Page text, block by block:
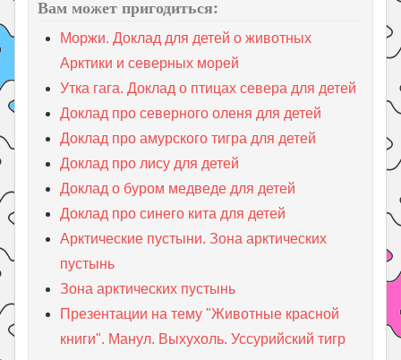
Вам может пригодиться:
Моржи. Доклад для детей о животных
Арктики и северных морей
Утка гага. Доклад о птицах севера для детей
Доклад про северного оленя для детей
Доклад про амурского тигра для детей
Доклад про лису для детей
Доклад о буром медведе для детей
Доклад про синего кита для детей
Арктические пустыни. Зона арктических
пустынь
Зона арктических пустынь
Презентации на тему "Животные красной
книги". Манул. Выхухоль. Уссурийский тигр